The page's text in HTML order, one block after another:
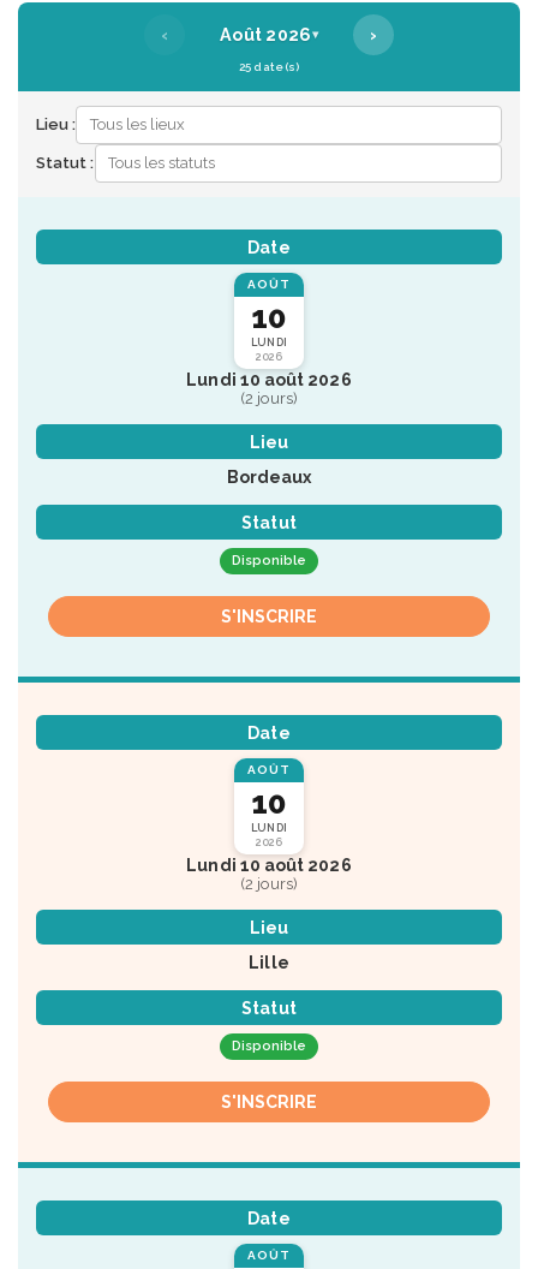
‹ Août 2026▾ ›
25 date(s)
Lieu :
Statut :
Date
AOÛT
10
LUNDI
2026
Lundi 10 août 2026
(2 jours)
Lieu
Bordeaux
Statut
Disponible
S'INSCRIRE
Date
AOÛT
10
LUNDI
2026
Lundi 10 août 2026
(2 jours)
Lieu
Lille
Statut
Disponible
S'INSCRIRE
Date
AOÛT